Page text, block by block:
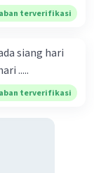
magnetis
kita
kompas
terverifikasi
siang hari
.....
terverifikasi